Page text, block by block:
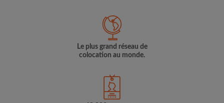
Le plus grand réseau de
colocation au monde.